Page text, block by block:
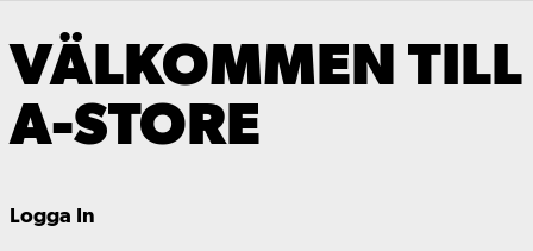
VÄLKOMMEN TILL
A-STORE
Logga In